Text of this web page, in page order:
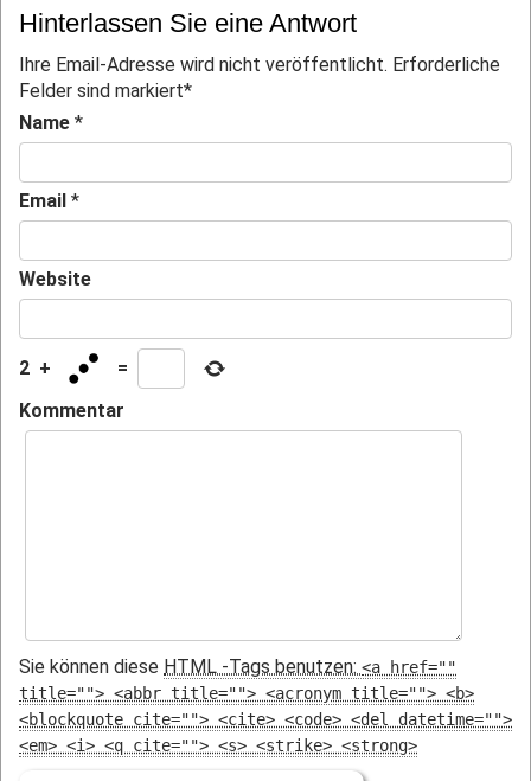
Hinterlassen Sie eine Antwort
Ihre Email-Adresse wird nicht veröffentlicht. Erforderliche
Felder sind markiert*
Name *
Email *
Website
2 +
=
Kommentar
Sie können diese HTML -Tags benutzen: <a href=""
title=""> <abbr title=""> <acronym title=""> <b>
<blockquote cite=""> <cite> <code> <del datetime="">
<em> <i> <q cite=""> <s> <strike> <strong>